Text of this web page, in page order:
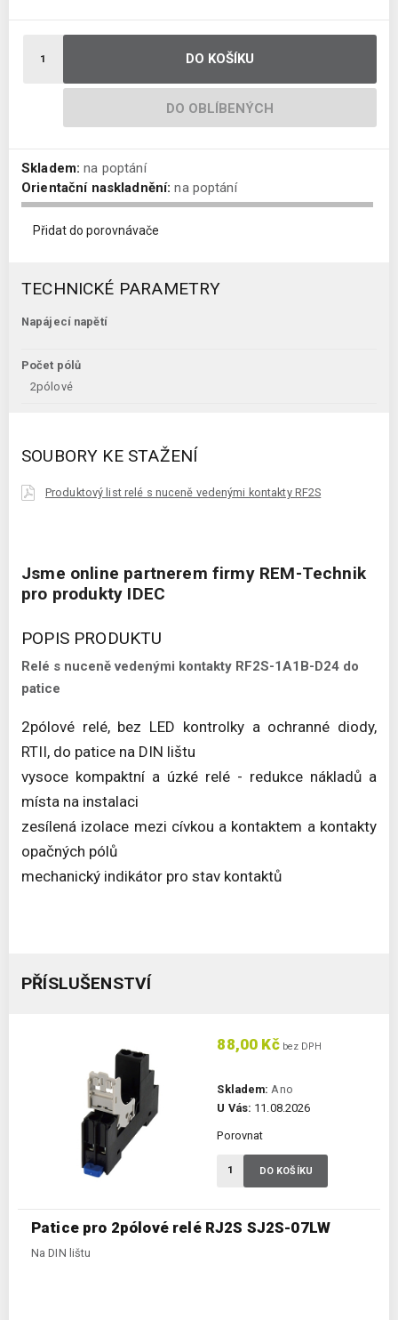
DO KOŠÍKU
DO OBLÍBENÝCH
Skladem: na poptání
Orientační naskladnění: na poptání
Přidat do porovnávače
TECHNICKÉ PARAMETRY
Napájecí napětí
Počet pólů
2pólové
SOUBORY KE STAŽENÍ
Produktový list relé s nuceně vedenými kontakty RF2S
Jsme online partnerem firmy REM-Technik
pro produkty IDEC
POPIS PRODUKTU
Relé s nuceně vedenými kontakty RF2S-1A1B-D24 do
patice
2pólové relé, bez LED kontrolky a ochranné diody,
RTII, do patice na DIN lištu
vysoce kompaktní a úzké relé - redukce nákladů a
místa na instalaci
zesílená izolace mezi cívkou a kontaktem a kontakty
opačných pólů
mechanický indikátor pro stav kontaktů
PŘÍSLUŠENSTVÍ
Patice pro 2pólové relé RJ2S SJ2S-07LW
Na DIN lištu
88,00 Kčbez DPH
Skladem: Ano
U Vás: 11.08.2026
Porovnat
DO KOŠÍKU